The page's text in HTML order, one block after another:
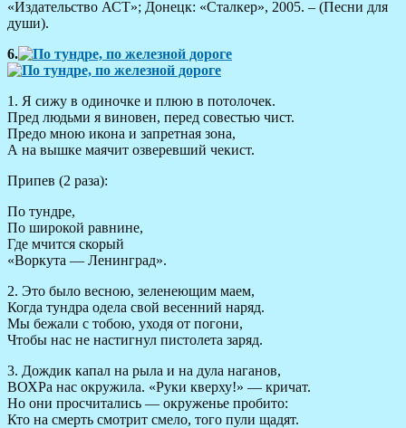
«Издательство АСТ»; Донецк: «Сталкер», 2005. – (Песни для
души).
6.
1. Я сижу в одиночке и плюю в потолочек.
Пред людьми я виновен, перед совестью чист.
Предо мною икона и запретная зона,
А на вышке маячит озверевший чекист.
Припев (2 раза):
По тундре,
По широкой равнине,
Где мчится скорый
«Воркута — Ленинград».
2. Это было весною, зеленеющим маем,
Когда тундра одела свой весенний наряд.
Мы бежали с тобою, уходя от погони,
Чтобы нас не настигнул пистолета заряд.
3. Дождик капал на рыла и на дула наганов,
ВОХРа нас окружила. «Руки кверху!» — кричат.
Но они просчитались — окруженье пробито:
Кто на смерть смотрит смело, того пули щадят.